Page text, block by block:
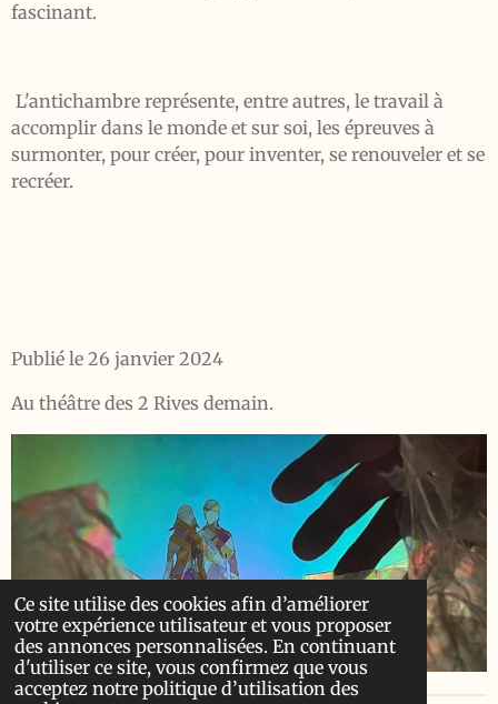
Ce site utilise des cookies afin d’améliorer
votre expérience utilisateur et vous proposer
des annonces personnalisées. En continuant
d'utiliser ce site, vous confirmez que vous
acceptez notre politique d’utilisation des
fascinant.
L'antichambre représente, entre autres, le travail à
accomplir dans le monde et sur soi, les épreuves à
surmonter, pour créer, pour inventer, se renouveler et se
recréer.
Publié le 26 janvier 2024
Au théâtre des 2 Rives demain.